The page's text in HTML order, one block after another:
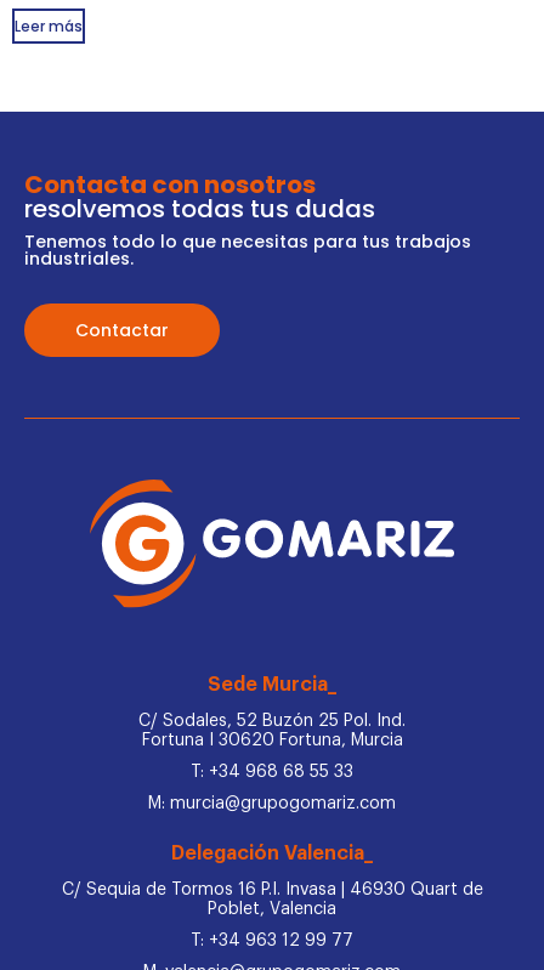
Leer más
Contacta con nosotros
resolvemos todas tus dudas
Tenemos todo lo que necesitas para tus trabajos
industriales.
Contactar
Sede Murcia_
C/ Sodales, 52 Buzón 25 Pol. Ind.
Fortuna I 30620 Fortuna, Murcia
T: +34 968 68 55 33
M: murcia@grupogomariz.com
Delegación Valencia_
C/ Sequia de Tormos 16 P.I. Invasa | 46930 Quart de
Poblet, Valencia
T: +34 963 12 99 77